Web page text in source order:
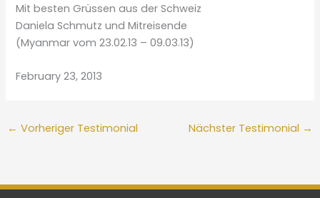
Mit besten Grüssen aus der Schweiz
Daniela Schmutz und Mitreisende
(Myanmar vom 23.02.13 – 09.03.13)
February 23, 2013
← Vorheriger Testimonial Nächster Testimonial →